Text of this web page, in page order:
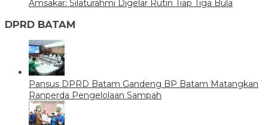
Amsakar: Silaturahmi Digelar Rutin Tiap Tiga Bula
DPRD BATAM
Pansus DPRD Batam Gandeng BP Batam Matangkan
Ranperda Pengelolaan Sampah